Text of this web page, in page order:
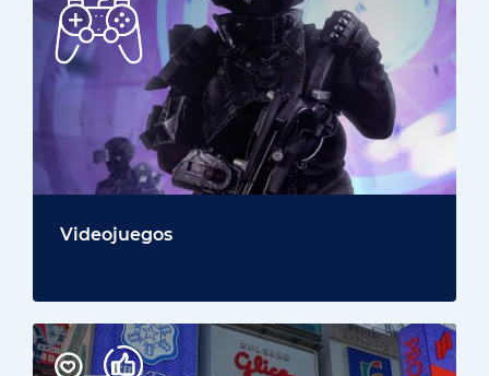
Videojuegos